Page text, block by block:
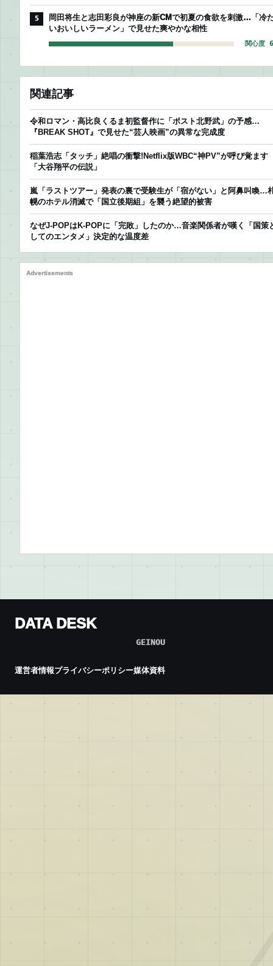
5
岡田将生と志田彩良が神座の新CMで初夏の食欲を刺激…「冷
いおいしいラーメン」で見せた爽やかな相性
関心度
関連記事
令和ロマン・高比良くるま初監督作に「ポスト北野武」の予感…
『BREAK SHOT』で見せた“芸人映画”の異常な完成度
稲葉浩志「タッチ」絶唱の衝撃!Netflix版WBC“神PV”が呼び覚ます
「大谷翔平の伝説」
嵐「ラストツアー」発表の裏で受験生が「宿がない」と阿鼻叫喚…
幌のホテル消滅で「国立後期組」を襲う絶望的被害
なぜJ-POPはK-POPに「完敗」したのか…音楽関係者が嘆く「国策
してのエンタメ」決定的な温度差
Advertisements
DATA DESK
GEINOU
運営者情報プライバシーポリシー媒体資料